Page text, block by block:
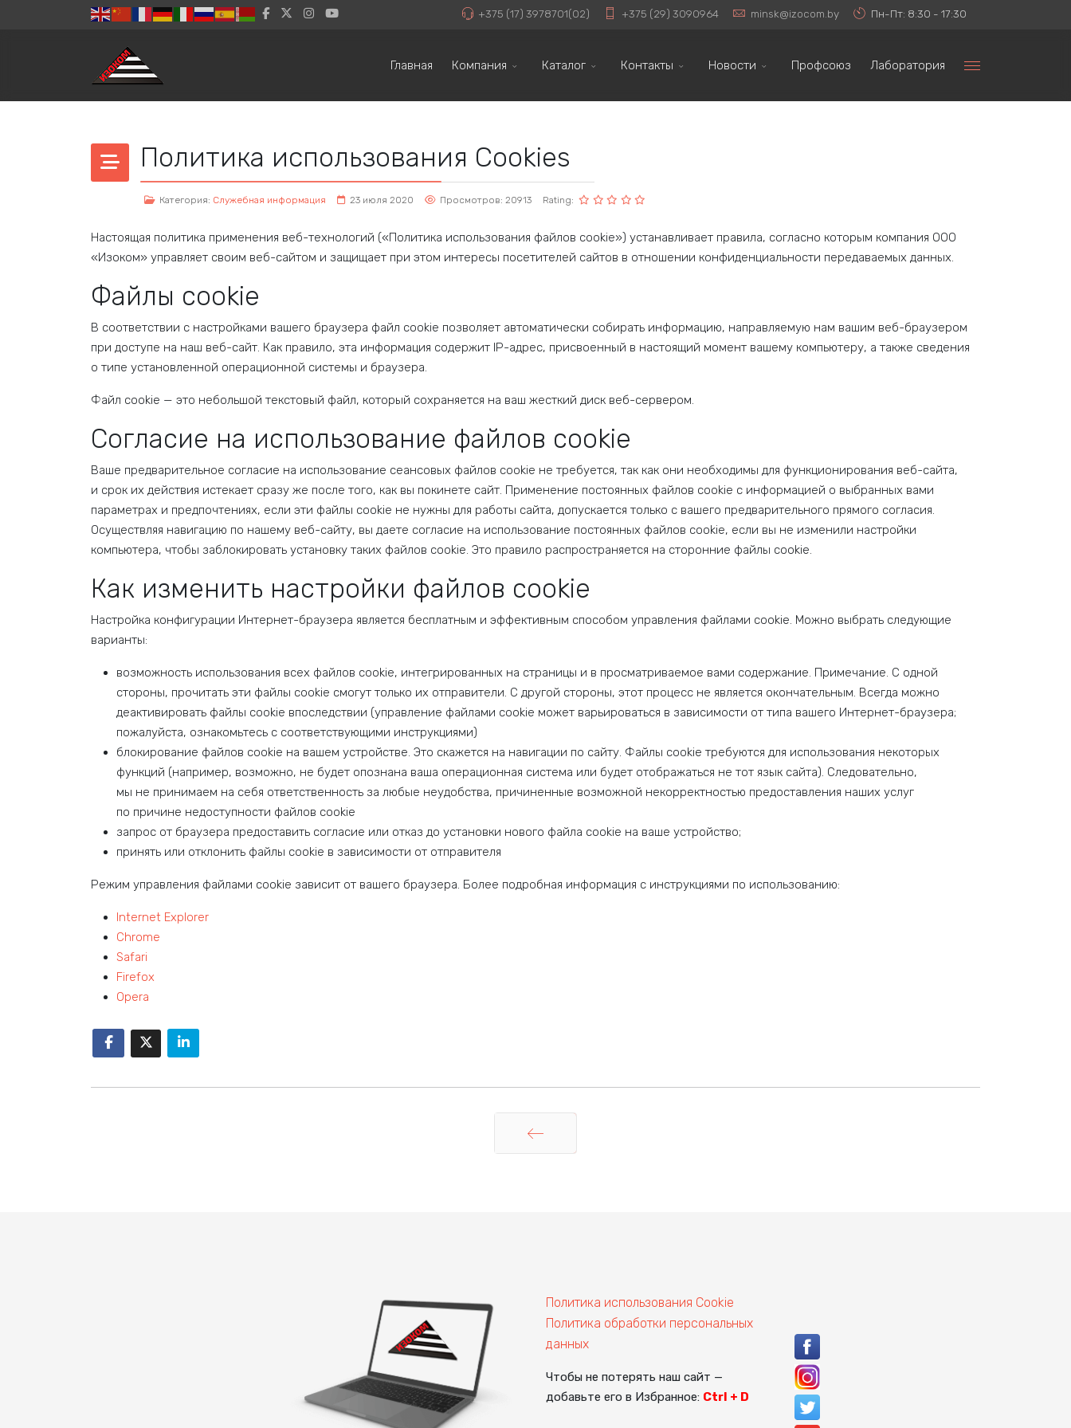
+375 (17) 3978701(02) +375 (29) 3090964 minsk@izocom.by Пн-Пт: 8:30 - 17:30
Главная Компания Каталог Контакты Новости Профсоюз Лаборатория
Политика использования Cookies
Категория: Служебная информация 23 июля 2020 Просмотров: 20913 Rating:
Настоящая политика применения веб-технологий («Политика использования файлов cookie») устанавливает правила, согласно которым компания ООО
«Изоком» управляет своим веб-сайтом и защищает при этом интересы посетителей сайтов в отношении конфиденциальности передаваемых данных.
Файлы cookie
В соответствии с настройками вашего браузера файл cookie позволяет автоматически собирать информацию, направляемую нам вашим веб-браузером
при доступе на наш веб-сайт. Как правило, эта информация содержит IP-адрес, присвоенный в настоящий момент вашему компьютеру, а также сведения
о типе установленной операционной системы и браузера.
Файл cookie — это небольшой текстовый файл, который сохраняется на ваш жесткий диск веб-сервером.
Согласие на использование файлов cookie
Ваше предварительное согласие на использование сеансовых файлов cookie не требуется, так как они необходимы для функционирования веб-сайта,
и срок их действия истекает сразу же после того, как вы покинете сайт. Применение постоянных файлов cookie с информацией о выбранных вами
параметрах и предпочтениях, если эти файлы cookie не нужны для работы сайта, допускается только с вашего предварительного прямого согласия.
Осуществляя навигацию по нашему веб-сайту, вы даете согласие на использование постоянных файлов cookie, если вы не изменили настройки
компьютера, чтобы заблокировать установку таких файлов cookie. Это правило распространяется на сторонние файлы cookie.
Как изменить настройки файлов cookie
Настройка конфигурации Интернет-браузера является бесплатным и эффективным способом управления файлами cookie. Можно выбрать следующие
варианты:
возможность использования всех файлов cookie, интегрированных на страницы и в просматриваемое вами содержание. Примечание. С одной
стороны, прочитать эти файлы cookie смогут только их отправители. С другой стороны, этот процесс не является окончательным. Всегда можно
деактивировать файлы cookie впоследствии (управление файлами cookie может варьироваться в зависимости от типа вашего Интернет-браузера;
пожалуйста, ознакомьтесь с соответствующими инструкциями)
блокирование файлов cookie на вашем устройстве. Это скажется на навигации по сайту. Файлы cookie требуются для использования некоторых
функций (например, возможно, не будет опознана ваша операционная система или будет отображаться не тот язык сайта). Следовательно,
мы не принимаем на себя ответственность за любые неудобства, причиненные возможной некорректностью предоставления наших услуг
по причине недоступности файлов cookie
запрос от браузера предоставить согласие или отказ до установки нового файла cookie на ваше устройство;
принять или отклонить файлы cookie в зависимости от отправителя
Режим управления файлами cookie зависит от вашего браузера. Более подробная информация с инструкциями по использованию:
Internet Explorer
Chrome
Safari
Firefox
Opera
Политика использования Cookie
Политика обработки персональных
данных
Чтобы не потерять наш сайт —
добавьте его в Избранное: Ctrl + D